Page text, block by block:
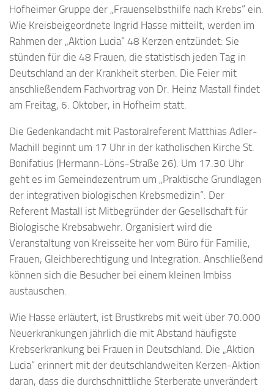
Hofheimer Gruppe der „Frauenselbsthilfe nach Krebs“ ein.
Wie Kreisbeigeordnete Ingrid Hasse mitteilt, werden im
Rahmen der „Aktion Lucia“ 48 Kerzen entzündet: Sie
stünden für die 48 Frauen, die statistisch jeden Tag in
Deutschland an der Krankheit sterben. Die Feier mit
anschließendem Fachvortrag von Dr. Heinz Mastall findet
am Freitag, 6. Oktober, in Hofheim statt.
Die Gedenkandacht mit Pastoralreferent Matthias Adler-
Machill beginnt um 17 Uhr in der katholischen Kirche St.
Bonifatius (Hermann-Löns-Straße 26). Um 17.30 Uhr
geht es im Gemeindezentrum um „Praktische Grundlagen
der integrativen biologischen Krebsmedizin“. Der
Referent Mastall ist Mitbegründer der Gesellschaft für
Biologische Krebsabwehr. Organisiert wird die
Veranstaltung von Kreisseite her vom Büro für Familie,
Frauen, Gleichberechtigung und Integration. Anschließend
können sich die Besucher bei einem kleinen Imbiss
austauschen.
Wie Hasse erläutert, ist Brustkrebs mit weit über 70.000
Neuerkrankungen jährlich die mit Abstand häufigste
Krebserkrankung bei Frauen in Deutschland. Die „Aktion
Lucia“ erinnert mit der deutschlandweiten Kerzen-Aktion
daran, dass die durchschnittliche Sterberate unverändert